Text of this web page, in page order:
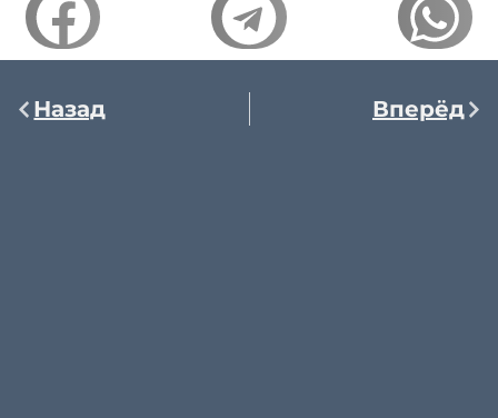
Назад Вперёд